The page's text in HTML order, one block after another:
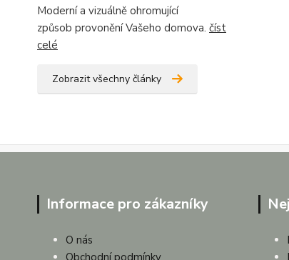
Moderní a vizuálně ohromující
způsob provonění Vašeho domova. číst
celé
Zobrazit všechny články
Informace pro zákazníky
O nás